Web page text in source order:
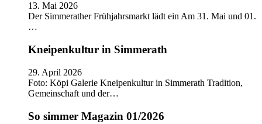
13. Mai 2026
Der Simmerather Frühjahrsmarkt lädt ein Am 31. Mai und 01.
…
Kneipenkultur in Simmerath
29. April 2026
Foto: Köpi Galerie Kneipenkultur in Simmerath Tradition,
Gemeinschaft und der…
So simmer Magazin 01/2026